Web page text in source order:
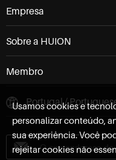
Empresa
Sobre a HUION
Membro
Portugal /
Usamos cookies e
personalizar conteúdo,
sua experiência. Você
rejeitar cookies não